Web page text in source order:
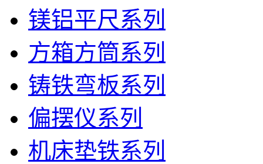
镁铝平尺系列
方箱方筒系列
铸铁弯板系列
偏摆仪系列
机床垫铁系列